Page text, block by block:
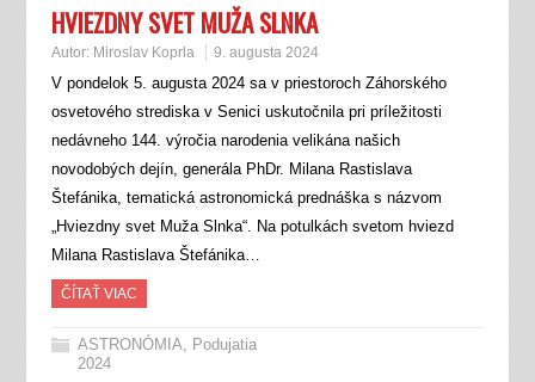
HVIEZDNY SVET MUŽA SLNKA
Autor: Miroslav Koprla 9. augusta 2024
V pondelok 5. augusta 2024 sa v priestoroch Záhorského
osvetového strediska v Senici uskutočnila pri príležitosti
nedávneho 144. výročia narodenia velikána našich
novodobých dejín, generála PhDr. Milana Rastislava
Štefánika, tematická astronomická prednáška s názvom
„Hviezdny svet Muža Slnka“. Na potulkách svetom hviezd
Milana Rastislava Štefánika…
ČÍTAŤ VIAC
ASTRONÓMIA, Podujatia
2024